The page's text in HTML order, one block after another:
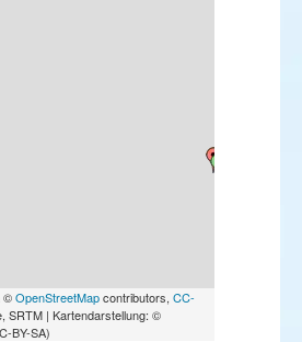
©OpenStreetMapcontributors, CC-
SRTM | Kartendarstellung: ©
BY-SA)